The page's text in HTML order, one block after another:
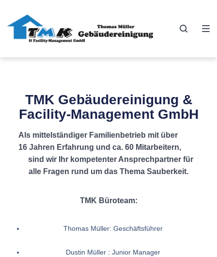
TMK Gebäudereinigung &
Facility-Management GmbH
Als mittelständiger Familienbetrieb mit über
16 Jahren Erfahrung und ca. 60 Mitarbeitern,
sind wir Ihr kompetenter Ansprechpartner für
alle Fragen rund um das Thema Sauberkeit.
TMK Büroteam:
Thomas Müller: Geschäftsführer
Dustin Müller : Junior Manager